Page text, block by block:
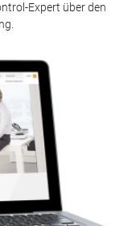
Expert über den